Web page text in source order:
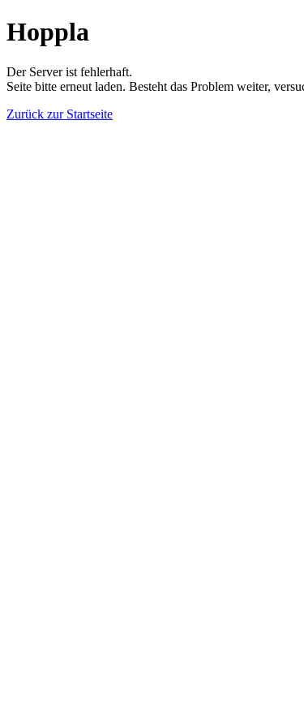
Hoppla
Der Server ist fehlerhaft.
Seite bitte erneut laden. Besteht das Problem weiter,
Zurück zur Startseite